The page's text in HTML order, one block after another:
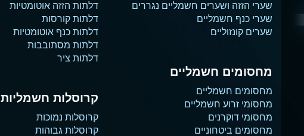
שערי הזזה ושערים חשמליים נגררים
שערי כנף חשמליים
שערים קונזוליים
מחסומים חשמליים
מחסומים חשמליים
מחסומי זרוע חשמליים
מחסומי דוקרנים
מחסומים ביטחוניים
דלתות הזזה אוטומטיות
דלתות קורסות
דלתות כנף אוטומטיות
דלתות מסתובבות
דלתות ציר
קרוסלות חשמליות
קרוסלות נמוכות
קרוסלות גבוהות